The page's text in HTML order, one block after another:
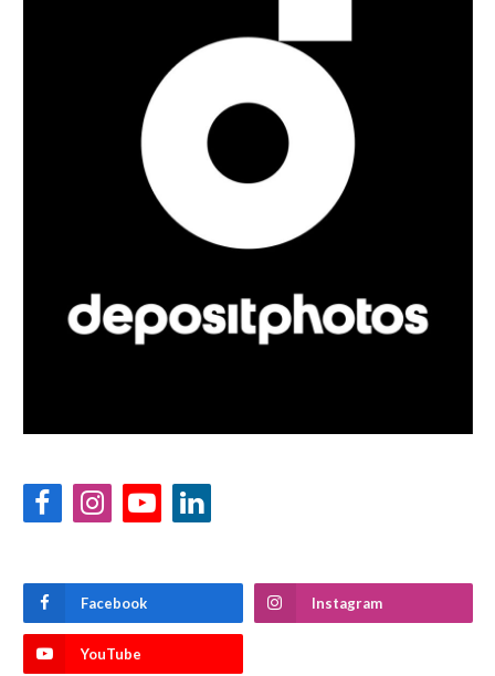
FacebookInstagramYouTubeLinkedIn
Facebook Instagram
YouTube